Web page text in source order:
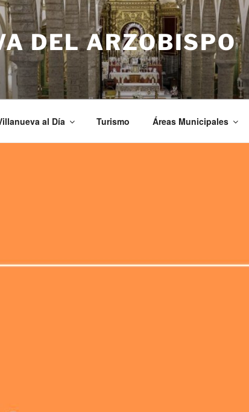
DEL ARZOBISPO
al Día Turismo Áreas Municipales